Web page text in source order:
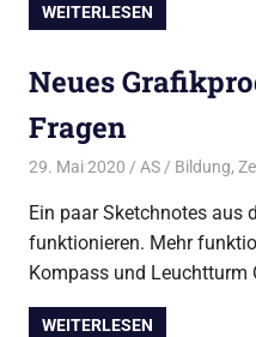
WEITERLESEN
Neues
Fragen
29. Mai 2020 AS Bildung,
Ein paar Sketchnotes aus
funktionieren. Mehr
Kompass und Leuchtturm
WEITERLESEN